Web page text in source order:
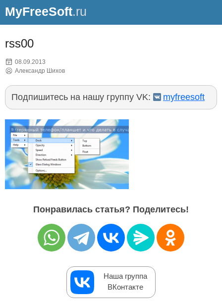
MyFreeSoft.ru
rss00
08.09.2013
Александр Шихов
Подпишитесь на нашу группу VK: myfreesoft
Понравилась статья? Поделитесь!
Наша группа
ВКонтакте